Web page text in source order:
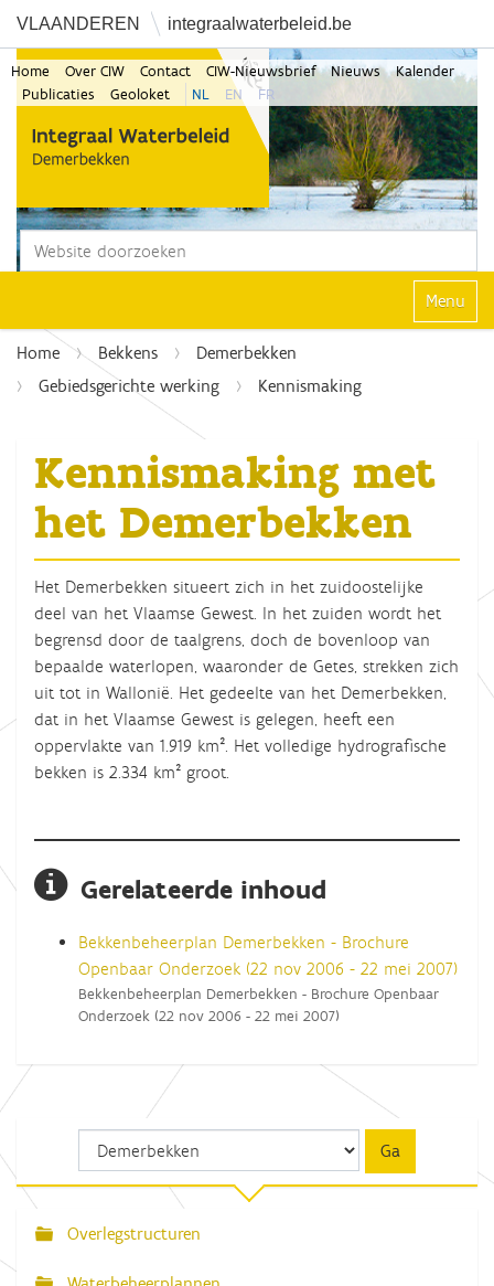
VLAANDEREN integraalwaterbeleid.be
Zoek
Home Over CIW Contact CIW-Nieuwsbrief Nieuws
Kalender
Publicaties
Geoloket NL EN FR
Klap
Home Bekkens
Demerbekken
Gebiedsgerichte werking
Kennismaking
Kennismaking met
het Demerbekken
Het Demerbekken situeert zich in het zuidoostelijke
deel van het Vlaamse Gewest. In het zuiden wordt het
begrensd door de taalgrens, doch de bovenloop van
bepaalde waterlopen, waaronder de Getes, strekken zich
uit tot in Wallonië. Het gedeelte van het Demerbekken,
dat in het Vlaamse Gewest is gelegen, heeft een
oppervlakte van 1.919 km². Het volledige hydrografische
bekken is 2.334 km² groot.
Gerelateerde inhoud
Bekkenbeheerplan Demerbekken - Brochure
Openbaar Onderzoek (22 nov 2006 - 22 mei 2007)
Bekkenbeheerplan Demerbekken - Brochure Openbaar
Onderzoek (22 nov 2006 - 22 mei 2007)
N
a
Overlegstructuren